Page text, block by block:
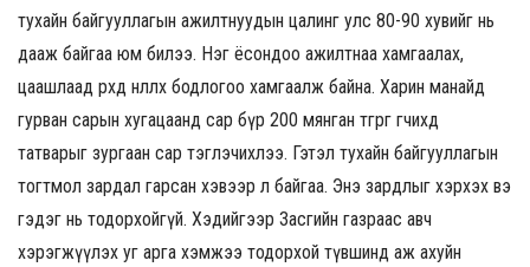
тухайн байгууллагын ажилтнуудын цалинг улс 80-90 хувийг нь
дааж байгаа юм билээ. Нэг ёсондоо ажилтнаа хамгаалах,
цаашлаад өрхөд нөлөөлөх бодлогоо хамгаалж байна. Харин манайд
гурван сарын хугацаанд сар бүр 200 мянган төгрөг өгчихөөд
татварыг зургаан сар тэглэчихлээ. Гэтэл тухайн байгууллагын
тогтмол зардал гарсан хэвээр л байгаа. Энэ зардлыг хэрхэх вэ
гэдэг нь тодорхойгүй. Хэдийгээр Засгийн газраас авч
хэрэгжүүлэх уг арга хэмжээ тодорхой түвшинд аж ахуйн